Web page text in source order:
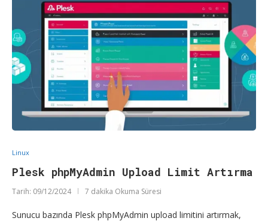
Linux
Plesk phpMyAdmin Upload Limit Artırma
Tarih: 09/12/2024 7 dakika Okuma Süresi
Sunucu bazında Plesk phpMyAdmin upload limitini artırmak,